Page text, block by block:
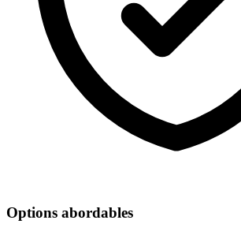
Options abordables